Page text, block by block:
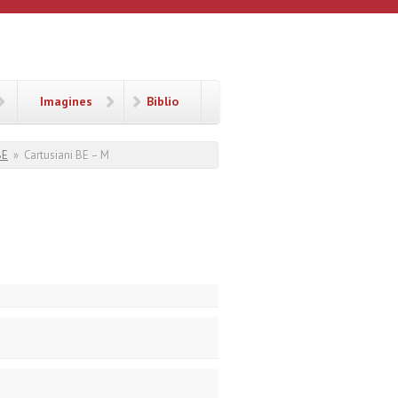
Imagines Biblio
» Cartusiani BE – M